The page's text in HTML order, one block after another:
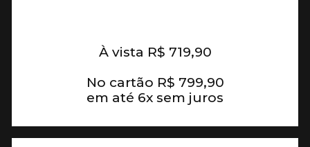
À vista R$ 719,90
No cartão R$ 799,90
em até 6x sem juros